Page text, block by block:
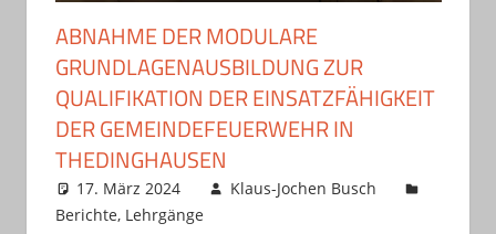
ABNAHME DER MODULARE
GRUNDLAGENAUSBILDUNG ZUR
QUALIFIKATION DER EINSATZFÄHIGKEIT
DER GEMEINDEFEUERWEHR IN
THEDINGHAUSEN
17. März 2024
Klaus-Jochen Busch
Berichte, Lehrgänge